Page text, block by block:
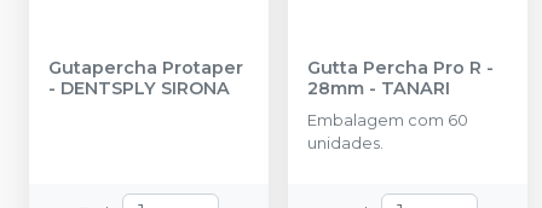
Gutapercha Protaper
- DENTSPLY SIRONA
Gutta Percha Pro R -
28mm - TANARI
Embalagem com 60
unidades.